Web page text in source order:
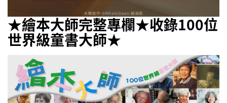
★繪本大師完整專欄★收錄100位
世界級童書大師★